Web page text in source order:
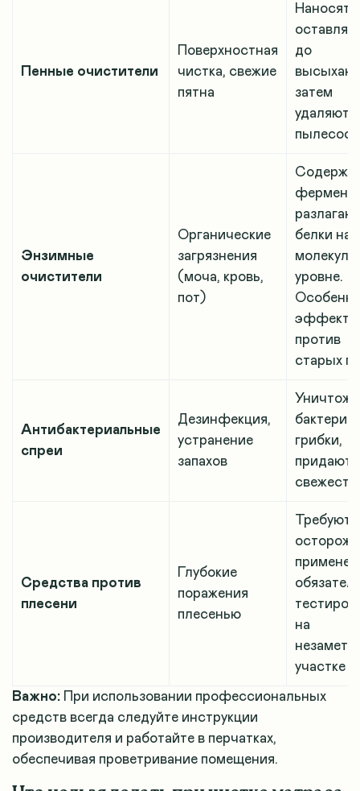
Пенные очистители
Поверхностная
чистка, свежие
пятна
до
затем
Энзимные
очистители
Органические
загрязнения
(моча, кровь,
пот)
белки на
уровне.
против
старых
Антибактериальные
спреи
Дезинфекция,
устранение
запахов
бактерии
грибки,
придают
свежесть
Средства против
плесени
Глубокие
поражения
плесенью
Требуют
на
участке
Важно: При использовании профессиональных
средств всегда следуйте инструкции
производителя и работайте в перчатках,
обеспечивая проветривание помещения.